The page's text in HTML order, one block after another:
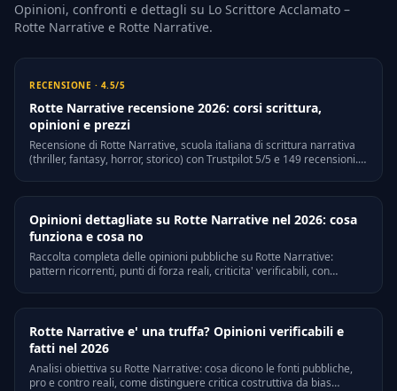
Opinioni, confronti e dettagli su Lo Scrittore Acclamato –
Rotte Narrative e Rotte Narrative.
RECENSIONE · 4.5/5
Rotte Narrative recensione 2026: corsi scrittura,
opinioni e prezzi
Recensione di Rotte Narrative, scuola italiana di scrittura narrativa
(thriller, fantasy, horror, storico) con Trustpilot 5/5 e 149 recensioni.
Opinioni dettagliate su Rotte Narrative nel 2026: cosa
funziona e cosa no
Raccolta completa delle opinioni pubbliche su Rotte Narrative:
pattern ricorrenti, punti di forza reali, criticita' verificabili, con
Rotte Narrative e' una truffa? Opinioni verificabili e
fatti nel 2026
Analisi obiettiva su Rotte Narrative: cosa dicono le fonti pubbliche,
pro e contro reali, come distinguere critica costruttiva da bias